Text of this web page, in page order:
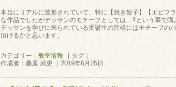
本当にリアルに造形されていて、特に【焼き餃子】【エビフ
な作品でしたがデッサンのモチーフとしては…⁉という事で
デッサンを学びに来られている受講生の皆様にはモチーフの
頂けるかと思います。
カテゴリー： 教室情報 ｜タグ：
作成者：桑原 武史 ｜2019年6月25日